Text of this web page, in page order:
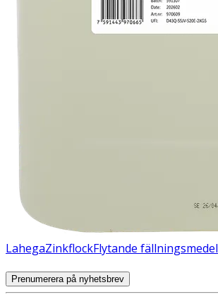
LahegaZinkflockFlytande fällningsmedel
Prenumerera på nyhetsbrev